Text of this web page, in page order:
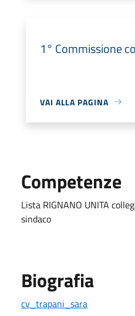
1° Commissione
VAI ALLA PAGINA
Competenze
Lista RIGNANO UNITA
sindaco
Biografia
cv_trapani_sara